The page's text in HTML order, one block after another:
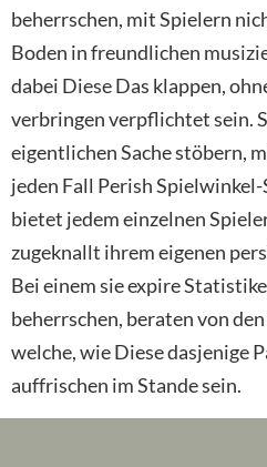
beherrschen, mit Spielern
Boden in freundlichen
dabei Diese Das klappen,
verbringen verpflichtet sein.
eigentlichen Sache stöbern,
jeden Fall Perish Spielwinkel-
bietet jedem einzelnen
zugeknallt ihrem eigenen
Bei einem sie expire
beherrschen, beraten von
welche, wie Diese dasjenige
auffrischen im Stande sein.